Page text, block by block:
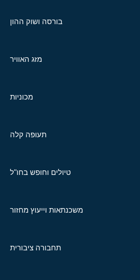
בורסה ושוק ההון
מזג האוויר
מכוניות
תעופה קלה
טיולים וחופש בחו"ל
משכנתאות וייעוץ מחזור
תחבורה ציבורית